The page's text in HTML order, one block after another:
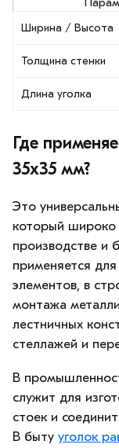
Ширина / Высота
Толщина стенки
Длина уголка
Где
35х35 мм?
Это
который широко
производстве и
применяется
элементов, в
монтажа
лестничных
стеллажей и
В
служит для
стоек и
В быту уголок